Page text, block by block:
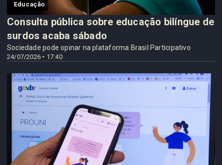
Educação
24/07/2026 • 17:40
Consulta pública sobre educação bilíngue de
surdos acaba sábado
Sociedade pode opinar na plataforma Brasil Participativo